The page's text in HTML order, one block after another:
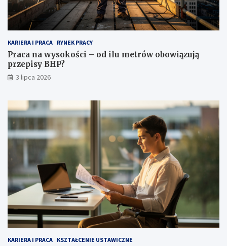
KARIERA I PRACA RYNEK PRACY
Praca na wysokości – od ilu metrów obowiązują
przepisy BHP?
3 lipca 2026
KARIERA I PRACA KSZTAŁCENIE USTAWICZNE